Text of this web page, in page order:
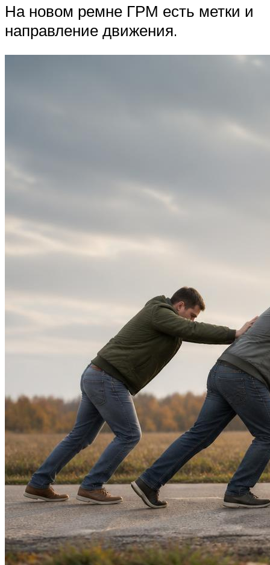
На новом ремне ГРМ есть метки и
направление движения.